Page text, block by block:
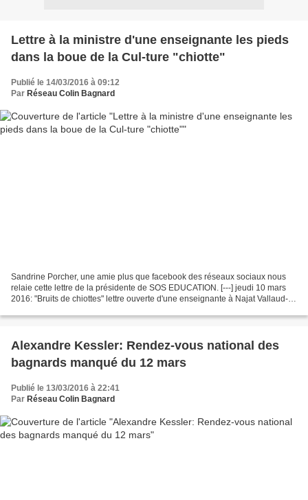
Lettre à la ministre d'une enseignante les pieds
dans la boue de la Cul-ture "chiotte"
Publié le 14/03/2016 à 09:12
Par Réseau Colin Bagnard
Sandrine Porcher, une amie plus que facebook des réseaux sociaux nous
relaie cette lettre de la présidente de SOS EDUCATION. [---] jeudi 10 mars
2016: "Bruits de chiottes" lettre ouverte d'une enseignante à Najat Vallaud-
Alexandre Kessler: Rendez-vous national des
bagnards manqué du 12 mars
Publié le 13/03/2016 à 22:41
Par Réseau Colin Bagnard